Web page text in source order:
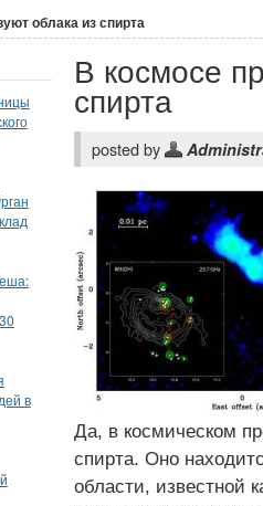
облака из спирта
В космосе
спирта
posted by
Да, в космическом
спирта. Оно
области, известной
в